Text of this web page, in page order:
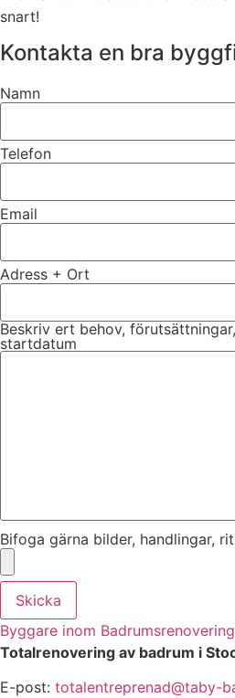
snart!
Kontakta en bra
Namn
Telefon
Email
Adress + Ort
Beskriv ert behov,
startdatum
Bifoga gärna bilder, handlingar,
Skicka
Byggare inom
Totalrenovering av badrum i
E-post: totalentreprenad@taby-